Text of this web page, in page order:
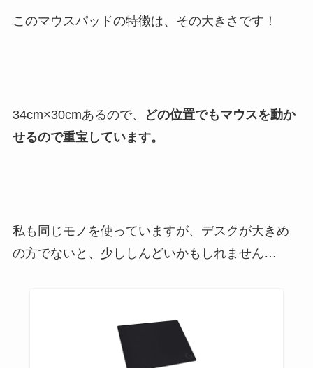
このマウスパッドの特徴は、その大きさです！
34cm×30cmあるので、
どの位置でもマウスを動か
せるので重宝しています。
私も同じモノを使っていますが、デスクが大きめ
の方でないと、少ししんどいかもしれません…